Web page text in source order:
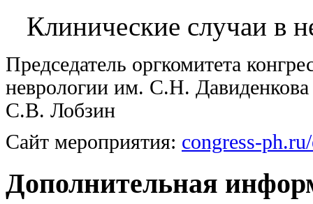
Клинические случаи в
Председатель оргкомитета
неврологии им. С.Н.
С.В. Лобзин
Сайт мероприятия: congress-
Дополнительная